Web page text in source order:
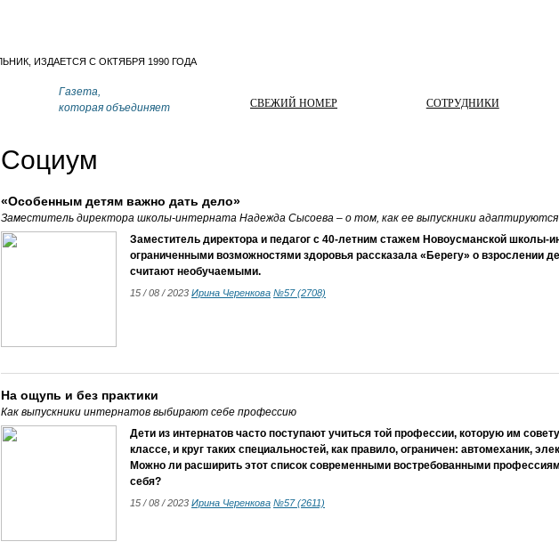
Газета,
которая объединяет
СВЕЖИЙ НОМЕР СОТРУДНИКИ
Социум
«Особенным детям важно дать дело»
Заместитель директора школы-интерната Надежда Сысоева – о том, как ее выпускники адаптируются
Заместитель директора и педагог с 40-летним стажем Новоусманской школы-
ограниченными возможностями здоровья рассказала «Берегу» о взрослении
считают необучаемыми.
15 / 08 / 2023 Ирина Черенкова №57 (2708)
На ощупь и без практики
Как выпускники интернатов выбирают себе профессию
Дети из интернатов часто поступают учиться той профессии, которую им
классе, и круг таких специальностей, как правило, ограничен: автомеханик,
Можно ли расширить этот список современными востребованными
себя?
15 / 08 / 2023 Ирина Черенкова №57 (2611)